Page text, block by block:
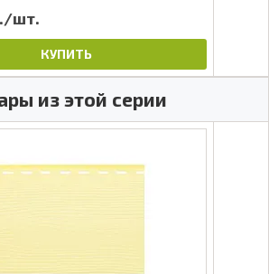
шт.
КУПИТЬ
из этой серии